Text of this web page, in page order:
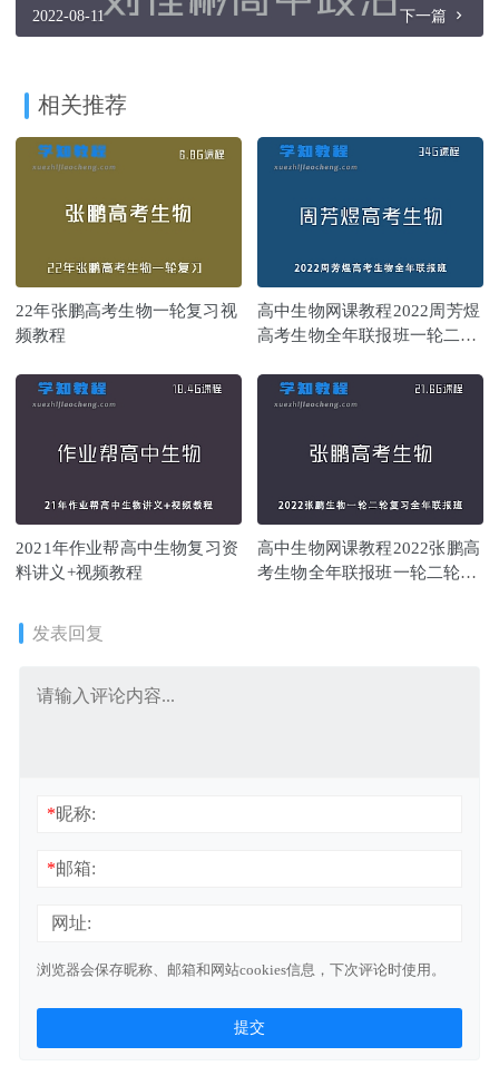
2022-08-11 下一篇
相关推荐
22年张鹏高考生物一轮复习视
频教程
高中生物网课教程2022周芳煜
高考生物全年联报班一轮二轮
2021年作业帮高中生物复习资
料讲义+视频教程
高中生物网课教程2022张鹏高
考生物全年联报班一轮二轮复
发表回复
*昵称:
*邮箱:
网址:
浏览器会保存昵称、邮箱和网站cookies信息，下次评论时使用。